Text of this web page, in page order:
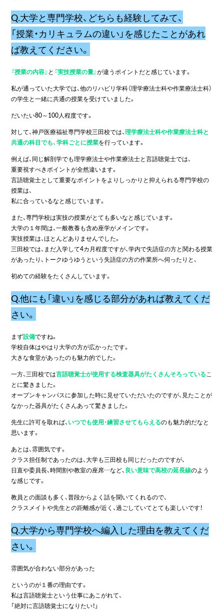
Q.大学と専門学校、どちらも経験してみて、
「授業・カリキュラムの違い」を感じたことがあれ
ば教えてください。
『授業の内容』 と 『実技授業の量』が違うポイントだと感じています。
私が通っていた大学では、他のリハビリ学科（理学療法士科や作業療法士科）
の学生と一緒に共通の授業を受けていました。
だいたい80～100人程度です。
対して、神戸医療福祉専門学校三田校では、理学療法士科や作業療法士科と
共通の科目でも、学科ごとに授業を行っています。
例えば、同じ解剖学でも理学療法士や作業療法士と言語聴覚士では、
重要視すべきポイントが全然違います。
言語聴覚士として重要なポイントをよりしっかりと抑えられる専門学校の
授業は、
私に合っているなと感じています。
また、専門学校は実技の授業がとても多いなと感じています。
大学の１年間は、一般教養も含め座学がメインです。
実技授業は、ほとんどありませんでした。
三田校では、まだ入学して4カ月程度ですが、学内で失語症の方と関わる授業
があったり、トークゆうゆうという失語症の方の作業所へ伺ったりと、
初めての経験をたくさんしています。
Q.他にも「違い」を感じる部分があれば教えてくだ
さい。
まず設備ですね。
学校自体はやはり大学の方が広かったです。
大きな食堂があったのも魅力的でした。
一方、三田校では言語聴覚士が使用する検査器具がたくさんそろっているこ
とに驚きました。
オープンキャンパスに参加した時に見せていただいたのですが、見たことが
なかった器具がたくさんあって驚きました。
先生に許可を取れば、いつでも使用・練習させてもらえるのも魅力的だなと
思います。
あとは、雰囲気です。
クラス担任制であったのは、大学も三田校も同じだったのですが、
日直や委員長、時間割や教室の座席…など、 良い意味で高校の延長線のよう
な感じです。
教員との面談も多く、普段からよく話を聞いてくれるので、
クラスメイトや先生との距離感が近く、過ごしていてとても楽しいです！
Q.大学から専門学校へ編入した理由を教えてくだ
さい。
雰囲気が合わない部分があった
というのが１番の理由です。
私は言語聴覚士という仕事にあこがれて、
「絶対に言語聴覚士になりたい！」